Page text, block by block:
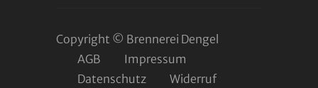
Copyright © Brennerei Dengel
AGB
Impressum
Datenschutz
Widerruf